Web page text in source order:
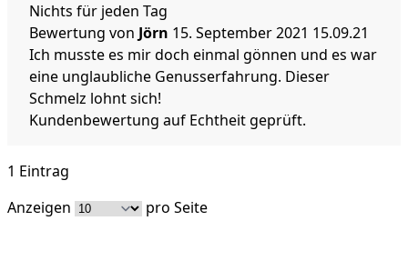
Nichts für jeden Tag
Bewertung von Jörn 15. September 2021 15.09.21
Ich musste es mir doch einmal gönnen und es war
eine unglaubliche Genusserfahrung. Dieser
Schmelz lohnt sich!
Kundenbewertung auf Echtheit geprüft.
1 Eintrag
Anzeigen
pro Seite